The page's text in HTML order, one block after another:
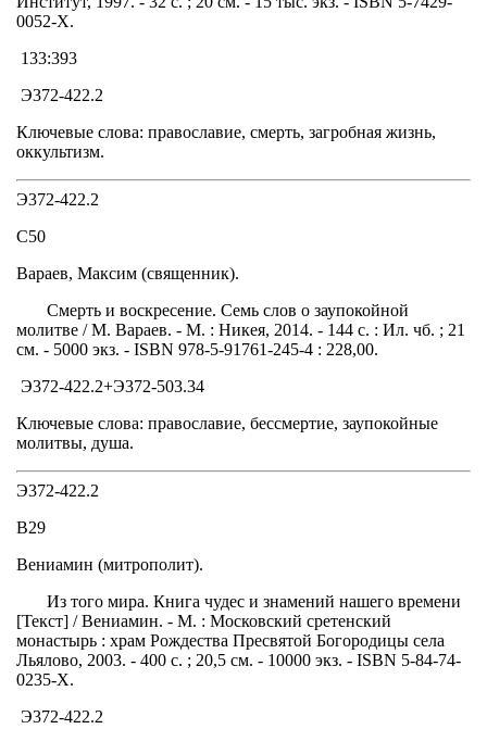
0052-Х.
133:393
Э372-422.2
Ключевые слова: православие, смерть, загробная жизнь,
оккультизм.
Э372-422.2
С50
Вараев, Максим (священник).
Смерть и воскресение. Семь слов о заупокойной
молитве / М. Вараев. - М. : Никея, 2014. - 144 с. : Ил. чб. ; 21
см. - 5000 экз. - ISBN 978-5-91761-245-4 : 228,00.
Э372-422.2+Э372-503.34
Ключевые слова: православие, бессмертие, заупокойные
молитвы, душа.
Э372-422.2
В29
Вениамин (митрополит).
Из того мира. Книга чудес и знамений нашего времени
[Текст] / Вениамин. - М. : Московский сретенский
монастырь : храм Рождества Пресвятой Богородицы села
Льялово, 2003. - 400 с. ; 20,5 см. - 10000 экз. - ISBN 5-84-74-
0235-Х.
Э372-422.2